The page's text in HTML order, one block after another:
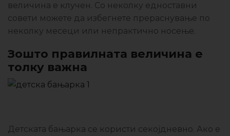
величина е клучен. Со неколку едноставни
совети можете да избегнете прераснување по
неколку месеци или непрактично носење.
Зошто правилната величина е
толку важна
Детската бањарка се користи секојдневно. Ако е